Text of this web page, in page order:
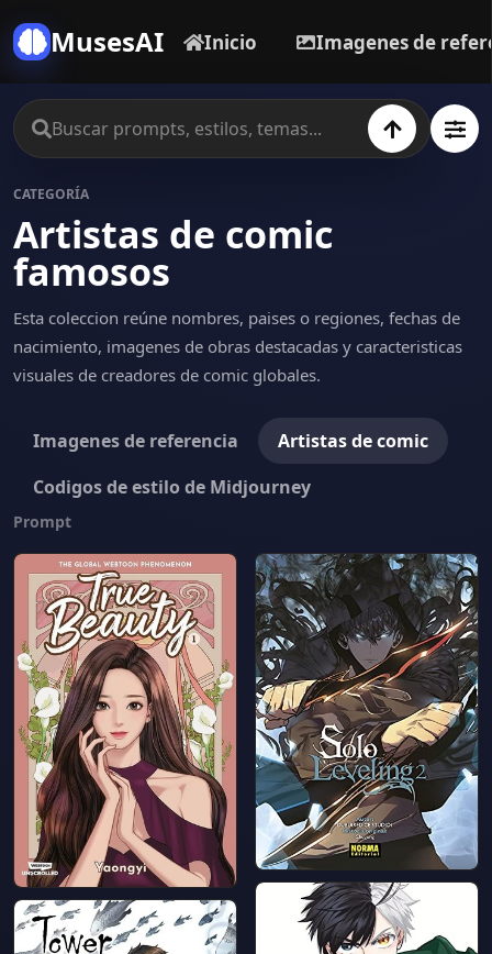
MusesAI Inicio Imagenes de
CATEGORÍA
Artistas de comic
famosos
Esta coleccion reúne nombres, paises o regiones, fechas de
nacimiento, imagenes de obras destacadas y caracteristicas
visuales de creadores de comic globales.
Imagenes de referencia
Artistas de comic
Codigos de estilo de Midjourney
Prompt